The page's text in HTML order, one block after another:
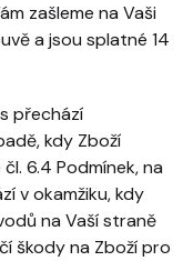
zašleme na Vaši
a jsou splatné 14
přechází
kdy Zboží
6.4 Podmínek, na
v okamžiku, kdy
na Vaší straně
škody na Zboží pro